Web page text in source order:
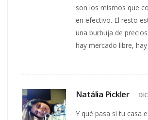
son los mismos que
en efectivo. El resto
una burbuja de
hay mercado libre,
Natália Pickler
Y qué pasa si tu casa